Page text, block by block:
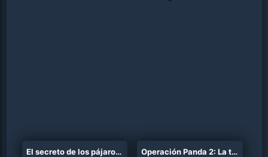
El secreto de los pájaros cantores (2025)
Operación Panda 2: La tribu mágica